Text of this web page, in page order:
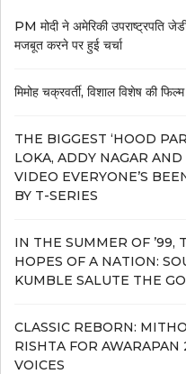
PM मोदी ने अमेरिकी उपराष्ट्रपति
मजबूत करने पर हुई चर्चा
मिमोह चक्रवर्ती, विशाल विशेष की
THE BIGGEST ‘HOOD
LOKA, ADDY NAGAR
VIDEO EVERYONE’S
BY T-SERIES
IN THE SUMMER OF ’99,
HOPES OF A NATION:
KUMBLE SALUTE THE
CLASSIC REBORN:
RISHTA FOR
VOICES